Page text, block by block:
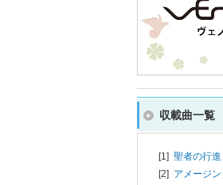
収載曲一覧
[1] 聖者の行進
[2] アメージ